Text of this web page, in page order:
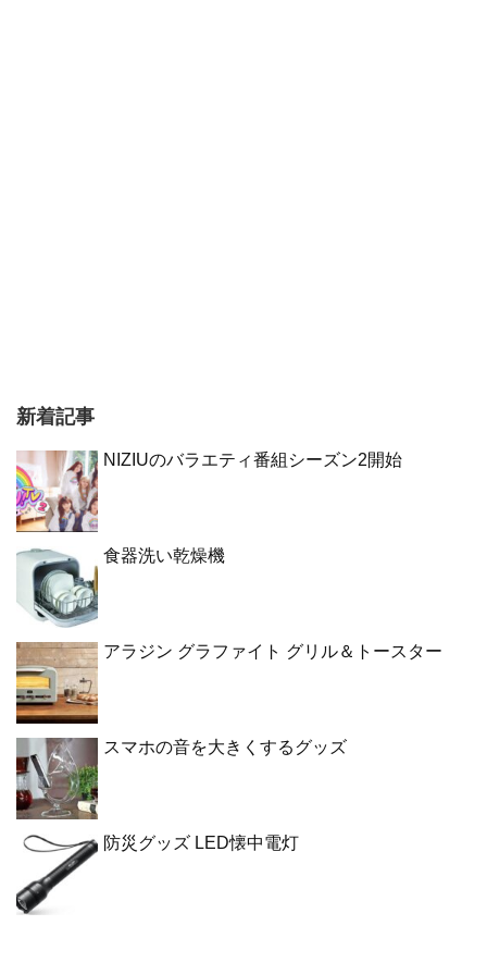
新着記事
NIZIUのバラエティ番組シーズン2開始
食器洗い乾燥機
アラジン グラファイト グリル＆トースター
スマホの音を大きくするグッズ
防災グッズ LED懐中電灯